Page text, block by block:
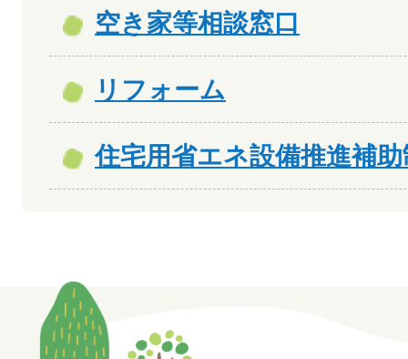
空き家等相談窓口
リフォーム
住宅用省エネ設備推進補